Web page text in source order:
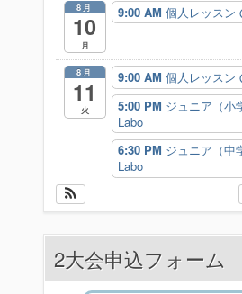
8月
10
月
9:00 AM 個人レッスン
8月
11
火
9:00 AM 個人レッスン
5:00 PM ジュニア（小
Labo
6:30 PM ジュニア（中
Labo
2大会申込フォーム